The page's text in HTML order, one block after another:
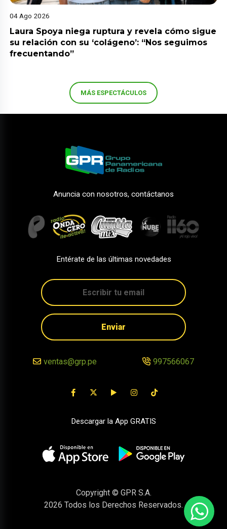
04 Ago 2026
Laura Spoya niega ruptura y revela cómo sigue
su relación con su ‘colágeno’: “Nos seguimos
frecuentando”
MÁS ESPECTÁCULOS
Anuncia con nosotros, contáctanos
Entérate de las últimas novedades
Enviar
ventas@grp.pe 997566067
Descargar la App GRATIS
Copyright © GPR S.A.
2026 Todos los Derechos Reservados.